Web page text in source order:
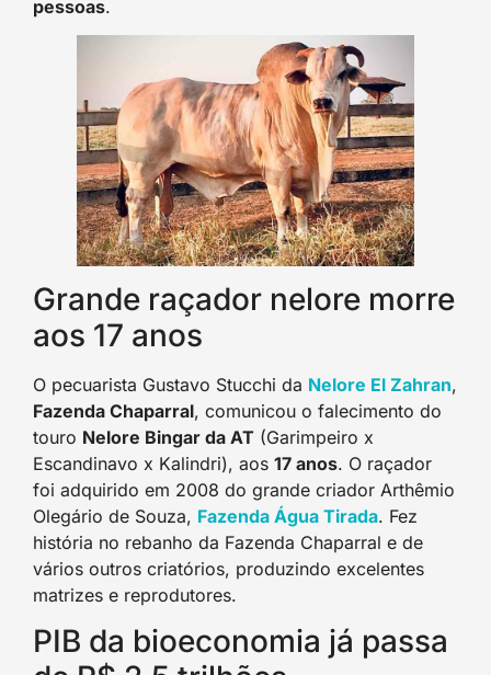
pessoas.
Grande raçador nelore morre
aos 17 anos
O pecuarista Gustavo Stucchi da Nelore El Zahran,
Fazenda Chaparral, comunicou o falecimento do
touro Nelore Bingar da AT (Garimpeiro x
Escandinavo x Kalindri), aos 17 anos. O raçador
foi adquirido em 2008 do grande criador Arthêmio
Olegário de Souza, Fazenda Água Tirada. Fez
história no rebanho da Fazenda Chaparral e de
vários outros criatórios, produzindo excelentes
matrizes e reprodutores.
PIB da bioeconomia já passa